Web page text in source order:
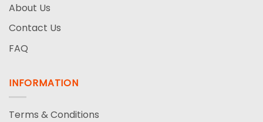
About Us
Contact Us
FAQ
INFORMATION
Terms & Conditions